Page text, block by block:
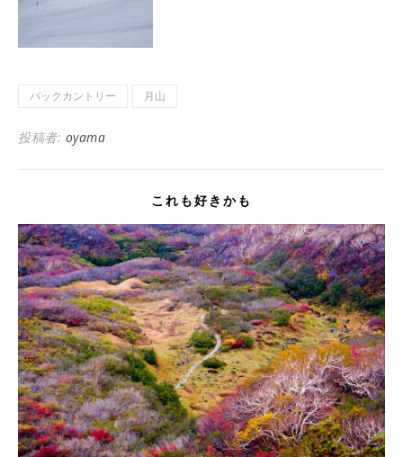
バックカントリー 月山
投稿者: oyama
これも好きかも